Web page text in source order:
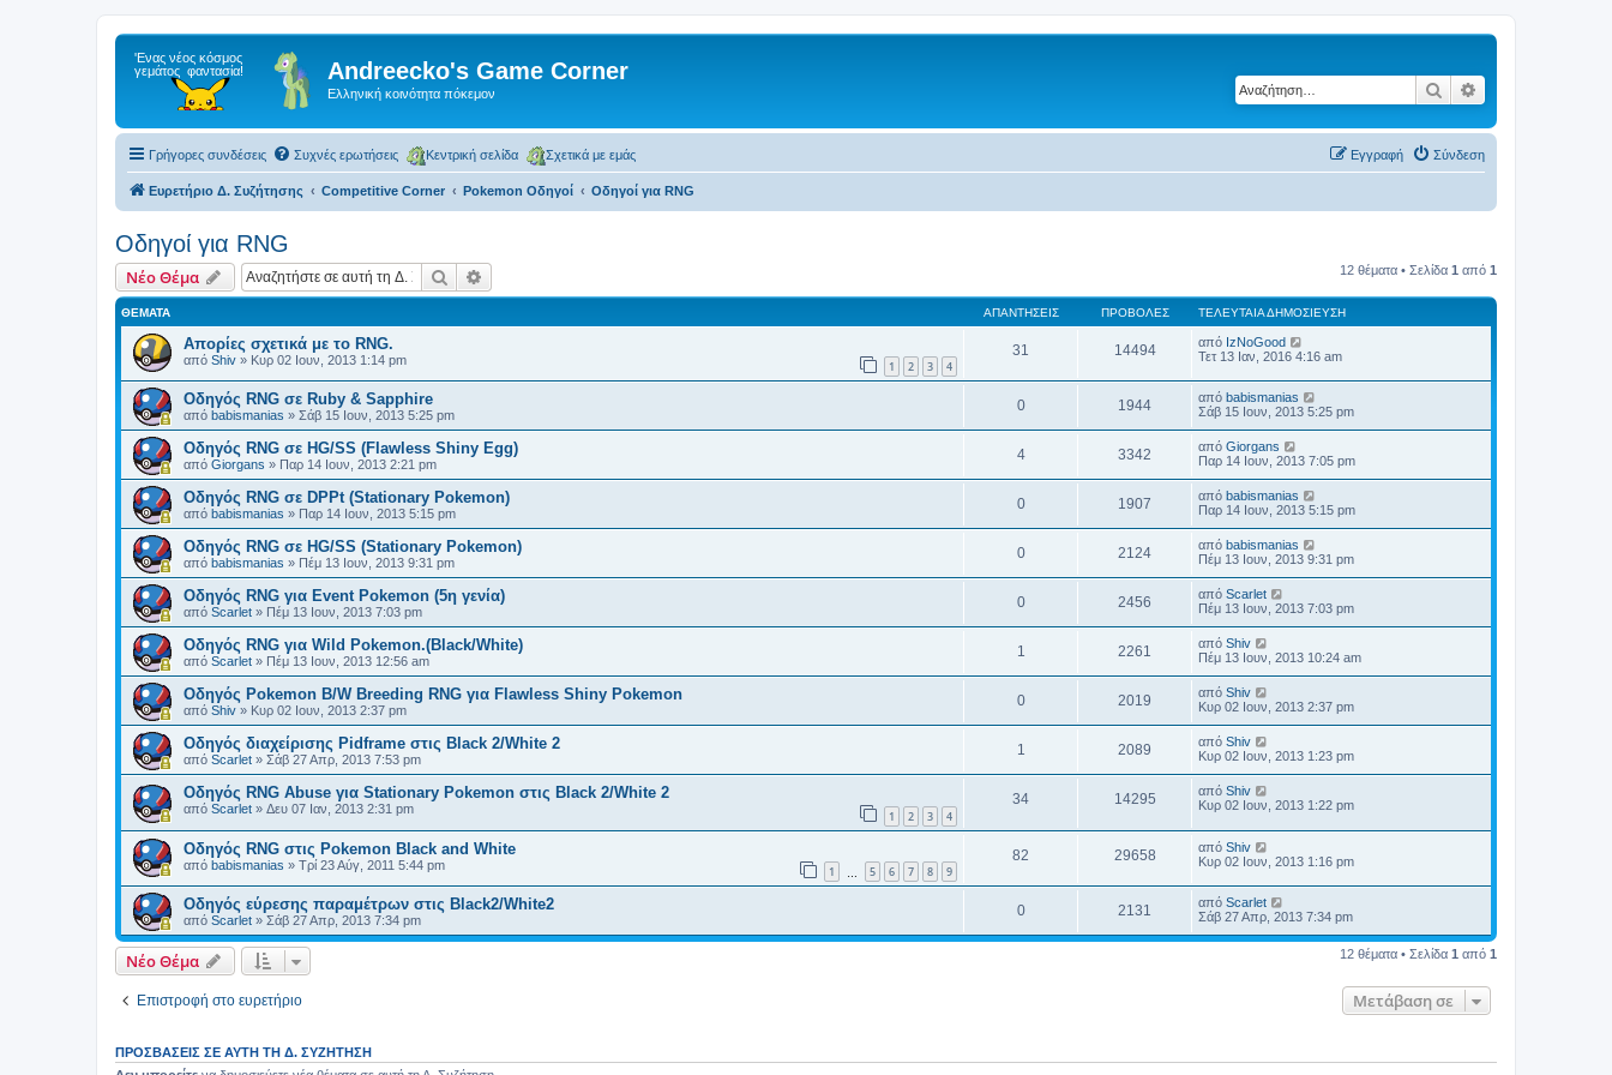
Andreecko's Game Corner
Ελληνική κοινότητα πόκεμον Αναζήτηση
Γρήγορες συνδέσεις Συχνές ερωτήσεις Κεντρική σελίδα Σχετικά με εμάς Σύνδεση
Εγγραφή
Ευρετήριο Δ. Συζήτησης Competitive Corner Pokemon Οδηγοί Οδηγοί για RNG
Οδηγοί για RNG
Νέο Θέμα Αναζήτηση 12 θέματα • Σελίδα 1 από 1
ΘΈΜΑΤΑ ΑΠΑΝΤΉΣΕΙΣ ΠΡΟΒΟΛΈΣ ΤΕΛΕΥΤΑΊΑ ΔΗΜΟΣΊΕΥΣΗ
Απορίες σχετικά με το RNG.
από Shiv » Κυρ 02 Ιουν, 2013 1:14 pm 1 2 3 4
31 14494 από IzNoGood
Τετ 13 Ιαν, 2016 4:16 am
Οδηγός RNG σε Ruby & Sapphire
από babismanias » Σάβ 15 Ιουν, 2013 5:25 pm
0 1944 από babismanias
Σάβ 15 Ιουν, 2013 5:25 pm
Οδηγός RNG σε ΗG/SS (Flawless Shiny Egg)
από Giorgans » Παρ 14 Ιουν, 2013 2:21 pm
4 3342 από Giorgans
Παρ 14 Ιουν, 2013 7:05 pm
Οδηγός RNG σε DPPt (Stationary Pokemon)
από babismanias » Παρ 14 Ιουν, 2013 5:15 pm
0 1907 από babismanias
Παρ 14 Ιουν, 2013 5:15 pm
Οδηγός RNG σε ΗG/SS (Stationary Pokemon)
από babismanias » Πέμ 13 Ιουν, 2013 9:31 pm
0 2124 από babismanias
Πέμ 13 Ιουν, 2013 9:31 pm
Οδηγός RNG για Event Pokemon (5η γενία)
από Scarlet » Πέμ 13 Ιουν, 2013 7:03 pm
0 2456 από Scarlet
Πέμ 13 Ιουν, 2013 7:03 pm
Οδηγός RNG για Wild Pokemon.(Black/White)
από Scarlet » Πέμ 13 Ιουν, 2013 12:56 am
1 2261 από Shiv
Πέμ 13 Ιουν, 2013 10:24 am
Οδηγός Pokemon B/W Breeding RNG για Flawless Shiny Pokemon
από Shiv » Κυρ 02 Ιουν, 2013 2:37 pm
0 2019 από Shiv
Κυρ 02 Ιουν, 2013 2:37 pm
Οδηγός διαχείρισης Pidframe στις Black 2/White 2
από Scarlet » Σάβ 27 Απρ, 2013 7:53 pm
1 2089 από Shiv
Κυρ 02 Ιουν, 2013 1:23 pm
Οδηγός RNG Abuse για Stationary Pokemon στις Black 2/White 2
από Scarlet » Δευ 07 Ιαν, 2013 2:31 pm 1 2 3 4
34 14295 από Shiv
Κυρ 02 Ιουν, 2013 1:22 pm
Οδηγός RNG στις Pokemon Black and White
από babismanias » Τρί 23 Αύγ, 2011 5:44 pm 1 5 6 7 8 9
82 29658 από Shiv
Κυρ 02 Ιουν, 2013 1:16 pm
Οδηγός εύρεσης παραμέτρων στις Black2/White2
από Scarlet » Σάβ 27 Απρ, 2013 7:34 pm
0 2131 από Scarlet
Σάβ 27 Απρ, 2013 7:34 pm
Νέο Θέμα 12 θέματα • Σελίδα 1 από 1
Επιστροφή στο ευρετήριο Μετάβαση σε
ΠΡΟΣΒΆΣΕΙΣ ΣΕ ΑΥΤΉ ΤΗ Δ. ΣΥΖΉΤΗΣΗ